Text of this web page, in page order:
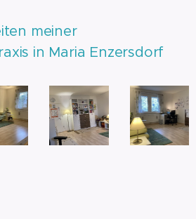
meiner
in Maria Enzersdorf